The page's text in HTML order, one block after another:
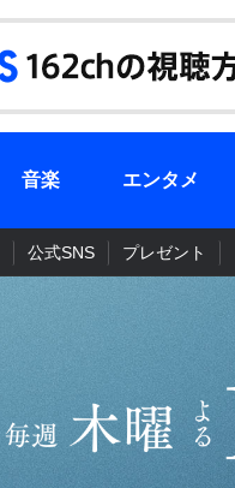
音楽 エンタメ
公式SNS プレゼント